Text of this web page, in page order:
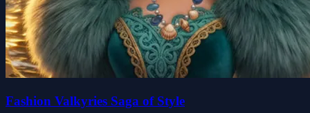
Fashion Valkyries Saga of Style